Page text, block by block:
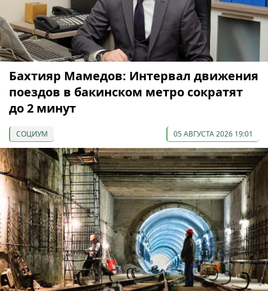
Бахтияр Мамедов: Интервал движения
поездов в бакинском метро сократят
до 2 минут
СОЦИУМ 05 АВГУСТА 2026 19:01